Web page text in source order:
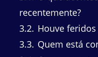
recentemente?
3.2 Houve
3.3 Quem está